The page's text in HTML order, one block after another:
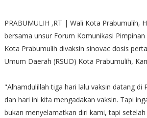
PRABUMULIH ,RT | Wali Kota Prabumulih,
bersama unsur Forum Komunikasi
Kota Prabumulih divaksin sinovac dosis
Umum Daerah (RSUD) Kota Prabumulih,
"Alhamdulillah tiga hari lalu vaksin datang di
dan hari ini kita mengadakan vaksin. Tapi
bukan menyelamatkan diri kami, tapi